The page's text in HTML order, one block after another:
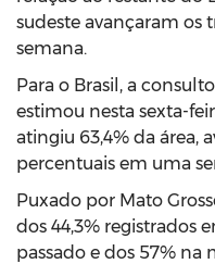
sudeste avançaram os
semana.
Para o Brasil, a
estimou nesta sexta-
atingiu 63,4% da área,
percentuais em uma
Puxado por Mato
dos 44,3% registrados
passado e dos 57%